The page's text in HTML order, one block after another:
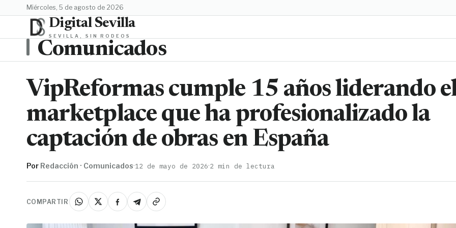
miércoles, 5 de agosto de 2026
Digital Sevilla
SEVILLA, SIN RODEOS
Comunicados
VipReformas cumple 15 años liderando
marketplace que ha profesionalizado la
captación de obras en España
Por Redacción · Comunicados·12 de mayo de 2026·2 min de lectura
COMPARTIR